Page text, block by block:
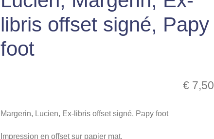
libris offset signé, Papy
foot
€ 7,50
Margerin, Lucien, Ex-libris offset signé, Papy foot
Impression en offset sur papier mat.